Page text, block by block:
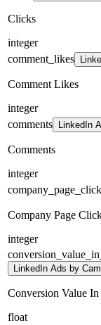
Clicks
integer
comment_likes
Comment Likes
integer
comments
LinkedIn
Comments
integer
Company Page
integer
LinkedIn Ads by
Conversion Value
float